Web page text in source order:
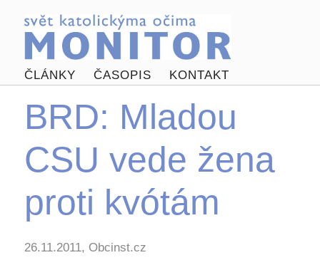
ČLÁNKY ČASOPIS KONTAKT
BRD: Mladou
CSU vede žena
proti kvótám
26.11.2011, Obcinst.cz